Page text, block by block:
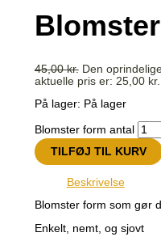
45,00kr. Den
aktuelle pris er: 25,00 kr..
På lager: På lager
Blomster form antal
TILFØJ TIL KURV
Beskrivelse
Blomster form som gør
Enkelt, nemt, og sjovt